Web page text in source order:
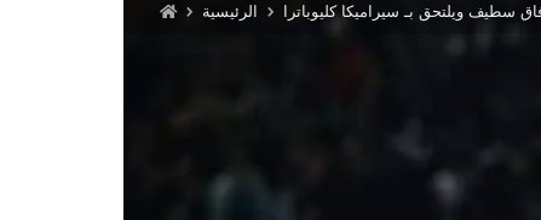
الرئيسية سطيف ويلتحق بـ سيراميكا كليوباترا